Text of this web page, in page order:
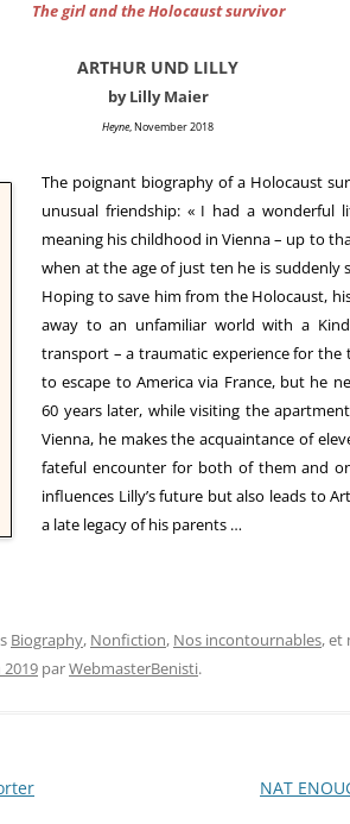
The girl and the Holocaust survivor
ARTHUR UND LILLY
by Lilly Maier
Heyne, November 2018
The poignant biography of a Holocaust
unusual friendship: « I had a wonderful
meaning his childhood in Vienna – up to
when at the age of just ten he is suddenly
Hoping to save him from the Holocaust,
away to an unfamiliar world with a
transport – a traumatic experience for the
to escape to America via France, but he
60 years later, while visiting the
Vienna, he makes the acquaintance of
fateful encounter for both of them and
influences Lilly’s future but also leads to
a late legacy of his parents …
Biography, Nonfiction, Nos incontournables, et
2019 parWebmasterBenisti.
NAT